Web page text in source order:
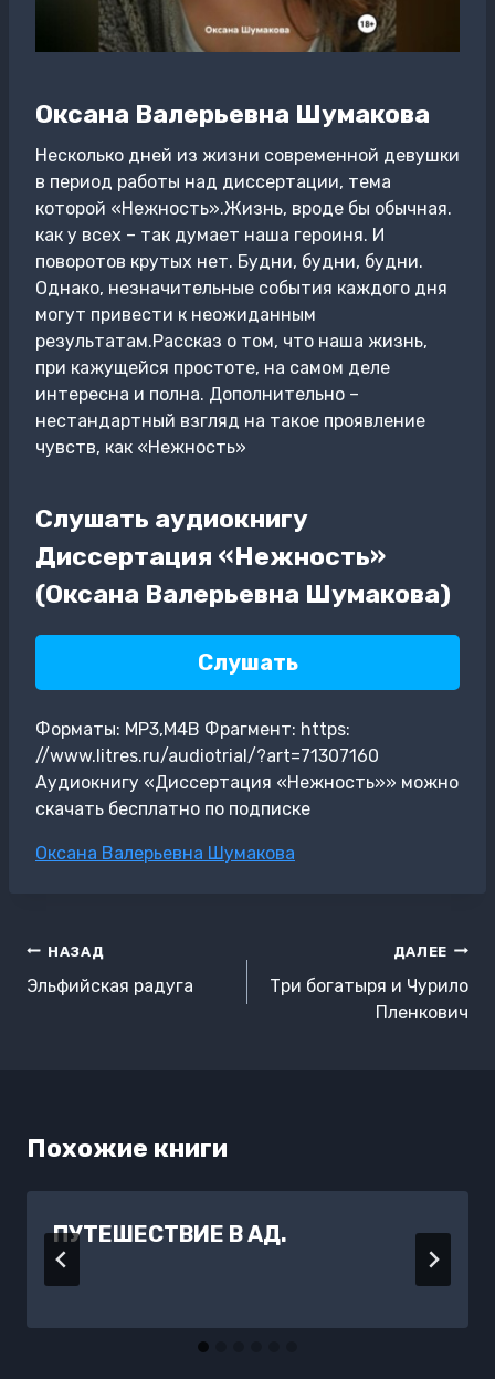
Оксана Валерьевна Шумакова
Несколько дней из жизни современной девушки
в период работы над диссертации, тема
которой «Нежность».Жизнь, вроде бы обычная.
как у всех – так думает наша героиня. И
поворотов крутых нет. Будни, будни, будни.
Однако, незначительные события каждого дня
могут привести к неожиданным
результатам.Рассказ о том, что наша жизнь,
при кажущейся простоте, на самом деле
интересна и полна. Дополнительно –
нестандартный взгляд на такое проявление
чувств, как «Нежность»
Слушать аудиокнигу
Диссертация «Нежность»
(Оксана Валерьевна Шумакова)
Слушать
Форматы: MP3,M4B Фрагмент: https:
//www.litres.ru/audiotrial/?art=71307160
Аудиокнигу «Диссертация «Нежность»» можно
скачать бесплатно по подписке
Метки
Оксана Валерьевна Шумакова
Навигация
по
НАЗАД
Эльфийская радуга
ДАЛЕЕ
Три богатыря и Чурило
Пленкович
Похожие книги
ПУТЕШЕСТВИЕ В АД.